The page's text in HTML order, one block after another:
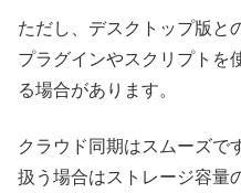
ただし、デスクトップ版と
プラグインやスクリプトを
る場合があります。
クラウド同期はスムーズで
扱う場合はストレージ容量